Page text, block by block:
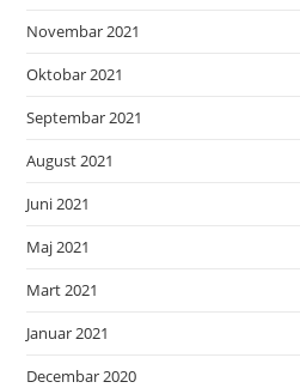
Novembar 2021
Oktobar 2021
Septembar 2021
August 2021
Juni 2021
Maj 2021
Mart 2021
Januar 2021
Decembar 2020